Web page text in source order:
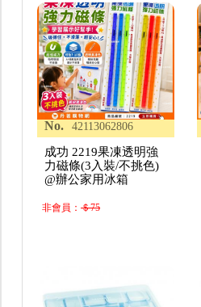
No. 42113062806
成功 2219果凍透明強
力磁條(3入裝/不挑色)
@辦公家用冰箱
非會員：＄75